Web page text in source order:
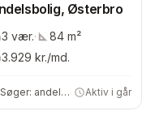
Østerbro
3 vær.· 84 m²
3.929 kr./md.
Søger: andelsbolig Aktiv i går